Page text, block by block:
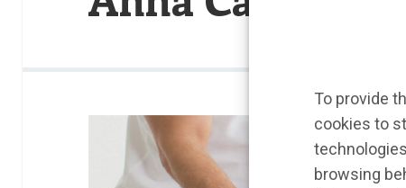
To provide
cookies to
browsing